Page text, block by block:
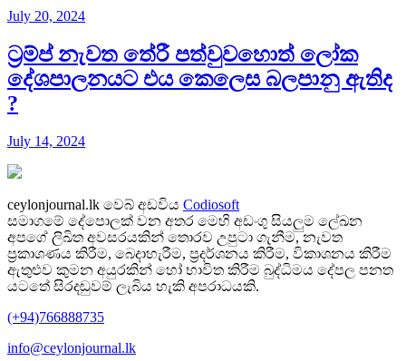
July 20, 2024
ට්‍රම්ප් නැවත තේරී පත්වුවහොත් ලෝක
දේශපාලනයට එය කෙලෙස බලපානු ඇතිද​
?
July 14, 2024
ceylonjournal.lk වෙබ් අඩවිය Codiosoft
සමාගමේ දේපොලක් වන අතර මෙහි අඩංගු සියලුම ලේඛන
අපගේ ලිඛිත අවසරයකින් තොරව උපුටා ගැනීම, නැවත
ප්‍රකාශණය කිරීම, බෙදාහැරීම, ප්‍රදර්ශනය කිරීම, විකාශනය කිරීම
ඇතුළුව කුමන අයුරකින් හෝ භාවිත කිරීම බුද්ධිමය දේපල පනත
යටතේ සිරදඬුවම් ලැබිය හැකි අපරාධයකි.
(+94)766888735
info@ceylonjournal.lk